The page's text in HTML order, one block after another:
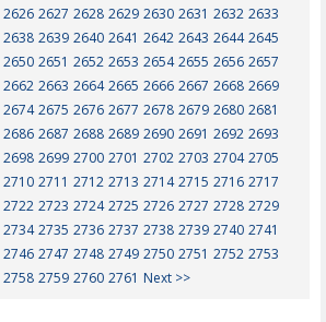
2626 2627 2628 2629 2630 2631 2632 2633
2638 2639 2640 2641 2642 2643 2644 2645
2650 2651 2652 2653 2654 2655 2656 2657
2662 2663 2664 2665 2666 2667 2668 2669
2674 2675 2676 2677 2678 2679 2680 2681
2686 2687 2688 2689 2690 2691 2692 2693
2698 2699 2700 2701 2702 2703 2704 2705
2710 2711 2712 2713 2714 2715 2716 2717
2722 2723 2724 2725 2726 2727 2728 2729
2734 2735 2736 2737 2738 2739 2740 2741
2746 2747 2748 2749 2750 2751 2752 2753
2758 2759 2760 2761 Next >>